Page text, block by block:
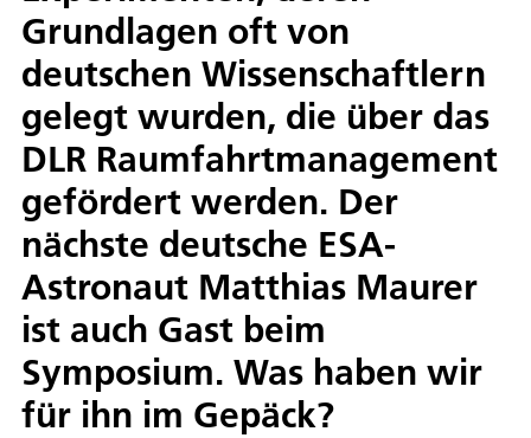
Grundlagen oft von
deutschen Wissenschaftlern
gelegt wurden, die über das
DLR Raumfahrtmanagement
gefördert werden. Der
nächste deutsche ESA-
Astronaut Matthias Maurer
ist auch Gast beim
Symposium. Was haben wir
für ihn im Gepäck?